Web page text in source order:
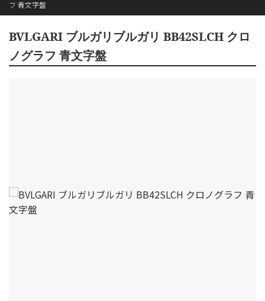
フ 青文字盤
BVLGARI ブルガリブルガリ BB42SLCH クロ
ノグラフ 青文字盤